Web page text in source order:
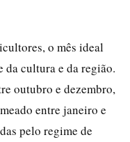
o mês ideal
da cultura e da região.
outubro e dezembro,
entre janeiro e
pelo regime de